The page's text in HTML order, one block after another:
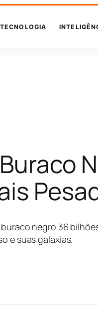
TECNOLOGIA
negro 36
e suas galáxias.